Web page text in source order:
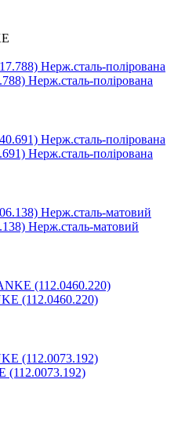
Нерж.сталь-полірована
Нерж.сталь-полірована
Нерж.сталь-матовий
(112.0460.220)
(112.0073.192)